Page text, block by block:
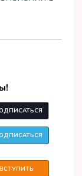
ВСТУПИТЬ